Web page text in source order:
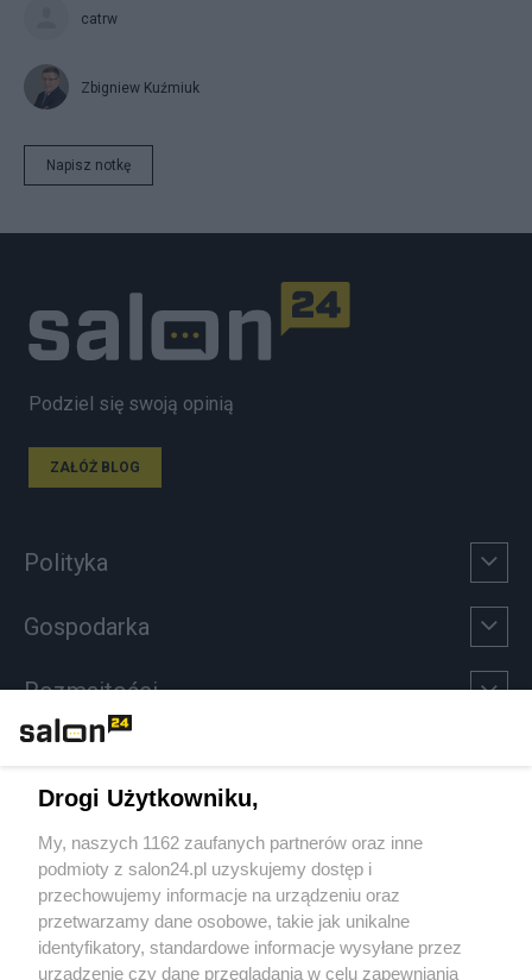
catrw
Zbigniew Kuźmiuk
Napisz notkę
Podziel się swoją opinią
ZAŁÓŻ BLOG
Polityka
Gospodarka
Rozmaitości
Sport
Społeczeństwo
Kultura
Drogi Użytkowniku,
My, naszych 1162 zaufanych partnerów oraz inne
podmioty z salon24.pl uzyskujemy dostęp i
przechowujemy informacje na urządzeniu oraz
przetwarzamy dane osobowe, takie jak unikalne
identyfikatory, standardowe informacje wysyłane przez
urządzenie czy dane przeglądania w celu zapewniania